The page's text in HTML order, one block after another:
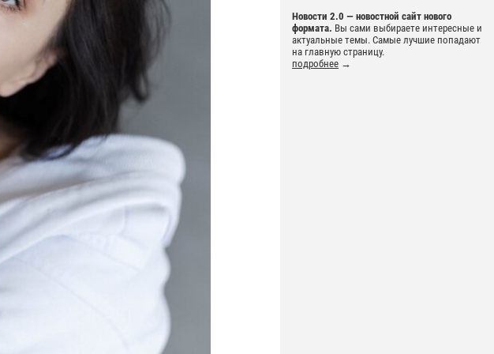
Новости 2.0 — новостной сайт нового
формата. Вы сами выбираете интересные и
актуальные темы. Самые лучшие попадают
на главную страницу.
подробнее →